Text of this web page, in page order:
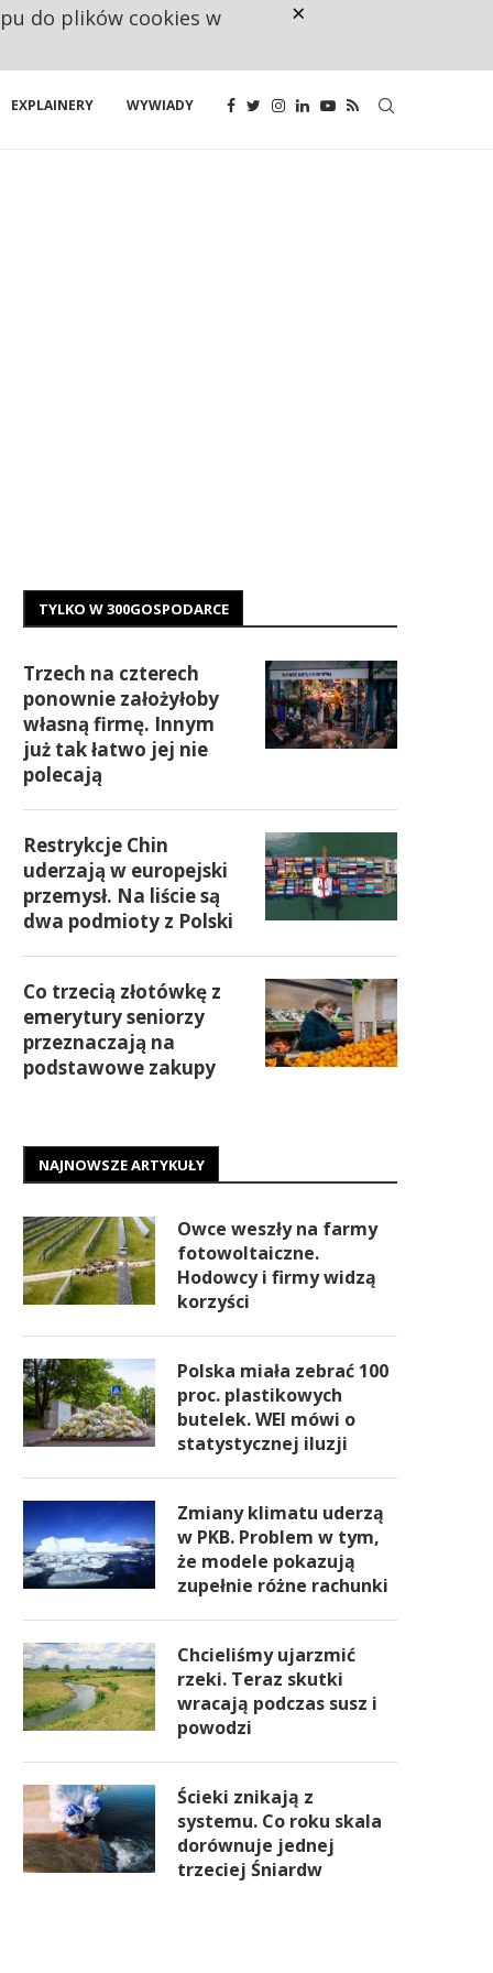
EXPLAINERY WYWIADY
TYLKO W 300GOSPODARCE
Trzech na czterech
ponownie założyłoby
własną firmę. Innym
już tak łatwo jej nie
polecają
Restrykcje Chin
uderzają w europejski
przemysł. Na liście są
dwa podmioty z Polski
Co trzecią złotówkę z
emerytury seniorzy
przeznaczają na
podstawowe zakupy
NAJNOWSZE ARTYKUŁY
Owce weszły na farmy
fotowoltaiczne.
Hodowcy i firmy widzą
korzyści
Polska miała zebrać 100
proc. plastikowych
butelek. WEI mówi o
statystycznej iluzji
Zmiany klimatu uderzą
w PKB. Problem w tym,
że modele pokazują
zupełnie różne rachunki
Chcieliśmy ujarzmić
rzeki. Teraz skutki
wracają podczas susz i
powodzi
Ścieki znikają z
systemu. Co roku skala
dorównuje jednej
trzeciej Śniardw
do plików cookies w ×